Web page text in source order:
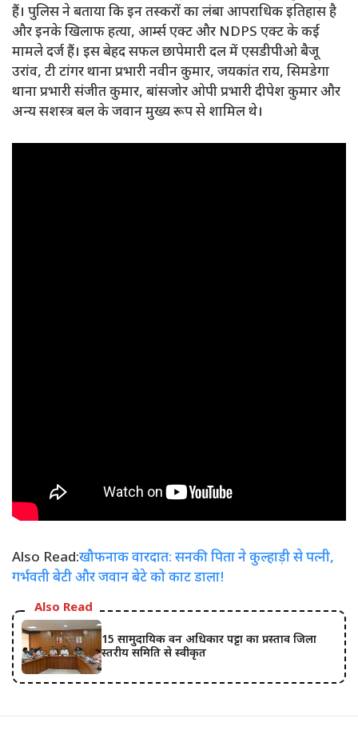
हैं। पुलिस ने बताया कि इन तस्करों का लंबा आपराधिक इतिहास है
और इनके खिलाफ हत्या, आर्म्स एक्ट और NDPS एक्ट के कई
मामले दर्ज हैं। इस बेहद सफल छापेमारी दल में एसडीपीओ बैजू
उरांव, टी टांगर थाना प्रभारी नवीन कुमार, जयकांत राय, सिमडेगा
थाना प्रभारी संजीत कुमार, बांसजोर ओपी प्रभारी दीपेश कुमार और
अन्य सशस्त्र बल के जवान मुख्य रूप से शामिल थे।
Also Read:खौफनाक वारदात: सनकी पिता ने कुल्हाड़ी से पत्नी,
गर्भवती बेटी और जवान बेटे को काट डाला!
Also Read
15 सामुदायिक वन अधिकार पट्टा का प्रस्ताव जिला
स्तरीय समिति से स्वीकृत